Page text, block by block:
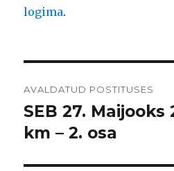
logima.
AVALDATUD POSTITUSES
SEB 27. Maijooks
km – 2. osa